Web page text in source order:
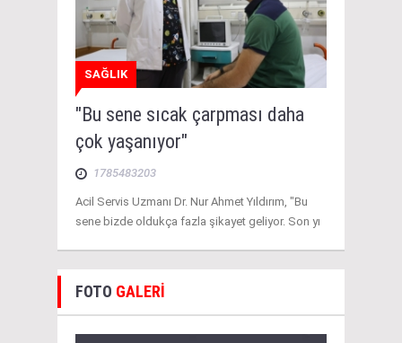
SAĞLIK
"Bu sene sıcak çarpması daha
çok yaşanıyor"
1785483203
Acil Servis Uzmanı Dr. Nur Ahmet Yıldırım, "Bu
sene bizde oldukça fazla şikayet geliyor. Son yı
FOTO GALERİ